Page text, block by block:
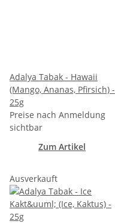
Adalya Tabak - Hawaii
(Mango, Ananas, Pfirsich) -
25g
Preise nach Anmeldung
sichtbar
Zum Artikel
Ausverkauft